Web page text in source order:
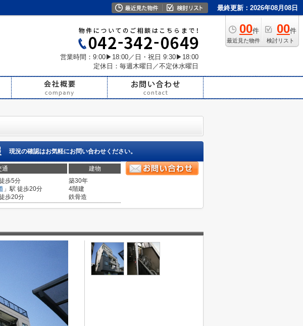
最終更新：2026年08月08日
00件
最近見た物件
00件
検討リスト
営業時間：9:00▶18:00／日・祝日 9:30▶18:00
定休日：毎週木曜日／不定休水曜日
現況の確認はお気軽にお問い合わせください。
通 建物
歩5分
」駅 徒歩20分
歩20分
築30年
4階建
鉄骨造